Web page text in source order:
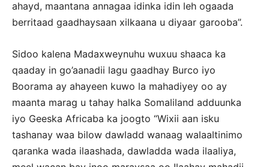
ahayd, maantana annagaa idinka idin leh ogaada
berritaad gaadhaysaan xilkaana u diyaar garooba”.
Sidoo kalena Madaxweynuhu wuxuu shaaca ka
qaaday in go’aanadii lagu gaadhay Burco iyo
Boorama ay ahayeen kuwo la mahadiyey oo ay
maanta marag u tahay halka Somaliland adduunka
iyo Geeska Africaba ka joogto “Wixii aan isku
tashanay waa bilow dawladd wanaag walaaltinimo
qaranka wada ilaashada, dawladda wada ilaaliya,